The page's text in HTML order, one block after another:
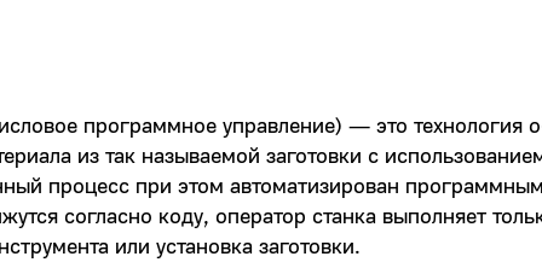
программное управление) — это технология
из так называемой заготовки с
процесс при этом автоматизирован
согласно коду, оператор станка выполняет
или установка заготовки.